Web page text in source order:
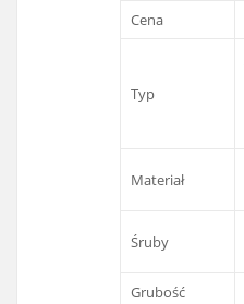
Cena
Typ
Materiał
Śruby
Grubość